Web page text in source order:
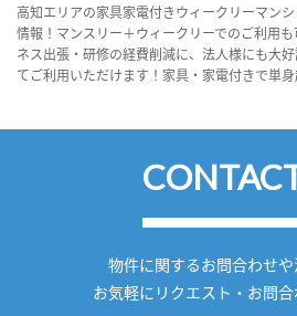
高知エリアの家具家電付きウィークリーマン
情報！マンスリー＋ウィークリーでのご利用
ネス出張・研修の経費削減に、法人様にも大
てご利用いただけます！家具・家電付きで単身
物件に関するお問合わせや
お気軽にリクエスト・お問合